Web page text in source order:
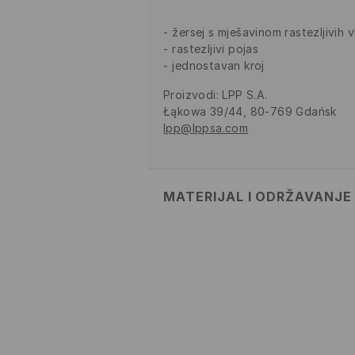
žersej s mješavinom rastezljivih
rastezljivi pojas
jednostavan kroj
Proizvodi: LPP S.A.
Łąkowa 39/44, 80-769 Gdańsk
lpp@lppsa.com
MATERIJAL I ODRŽAVANJE